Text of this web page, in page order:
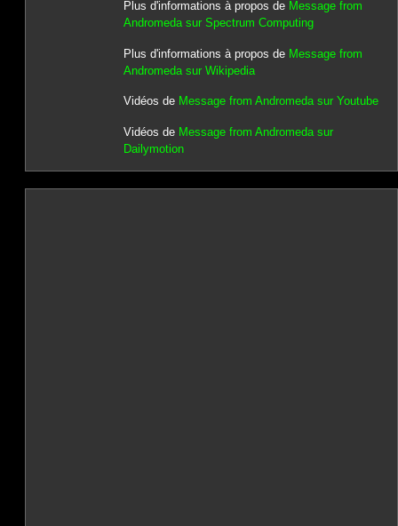
Plus d'informations à propos de Message from
Andromeda sur Spectrum Computing
Plus d'informations à propos de Message from
Andromeda sur Wikipedia
Vidéos de Message from Andromeda sur Youtube
Vidéos de Message from Andromeda sur
Dailymotion